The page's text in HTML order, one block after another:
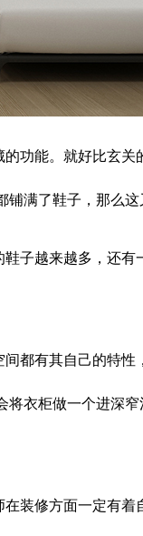
功能。就好比玄
满了鞋子，那么这
子越来越多，还
都有其自己的特
衣柜做一个进深
装修方面一定有